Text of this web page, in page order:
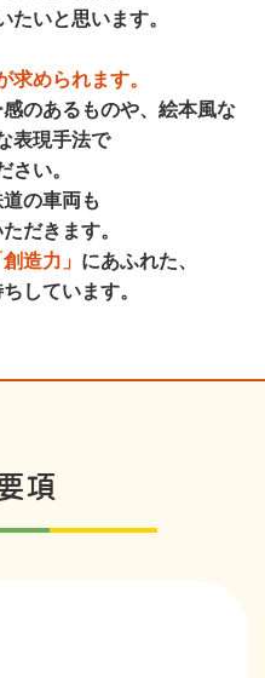
たいと思います。
求められます。
のあるものや、絵本風な
表現手法で
さい。
の車両も
だきます。
創造力」 にあふれた、
しています。
項